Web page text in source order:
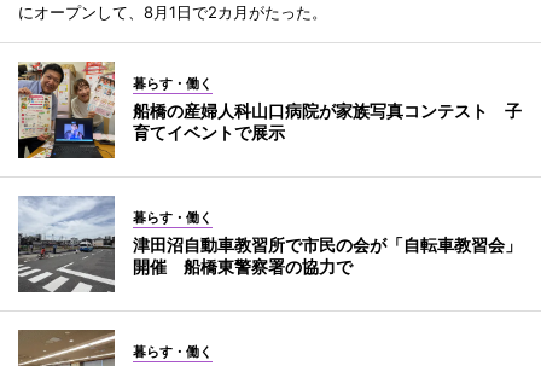
にオープンして、8月1日で2カ月がたった。
暮らす・働く
船橋の産婦人科山口病院が家族写真コンテスト 子
育てイベントで展示
暮らす・働く
津田沼自動車教習所で市民の会が「自転車教習会」
開催 船橋東警察署の協力で
暮らす・働く